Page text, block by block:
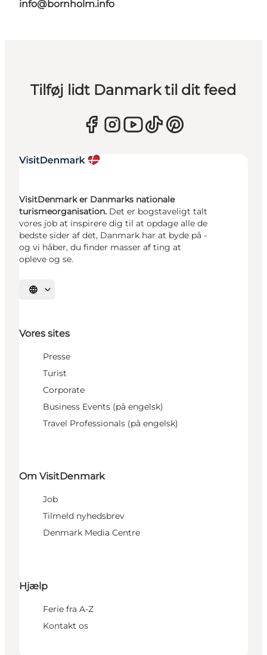
info@bornholm.info
Tilføj lidt Danmark til dit feed
VisitDenmark er Danmarks nationale
turismeorganisation. Det er bogstaveligt talt
vores job at inspirere dig til at opdage alle de
bedste sider af det, Danmark har at byde på -
og vi håber, du finder masser af ting at
opleve og se.
Vælg sprog
Vores sites
Presse
Turist
Corporate
Business Events (på engelsk)
Travel Professionals (på engelsk)
Om VisitDenmark
Job
Tilmeld nyhedsbrev
Denmark Media Centre
Hjælp
Ferie fra A-Z
Kontakt os